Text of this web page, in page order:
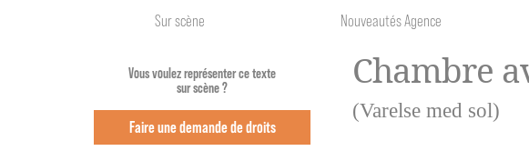
Sur scène
Nouveautés Agence
Vous voulez représenter ce texte
sur scène ?
Faire une demande de droits
Chambre
(Varelse med sol)